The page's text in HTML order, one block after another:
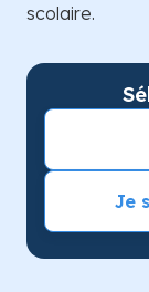
scolaire.
Je